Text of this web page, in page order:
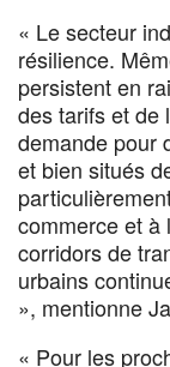
« Le secteur
résilience.
persistent en
des tarifs et de
demande pour
et bien situés
commerce et à
corridors de
urbains
», mentionne
« Pour les